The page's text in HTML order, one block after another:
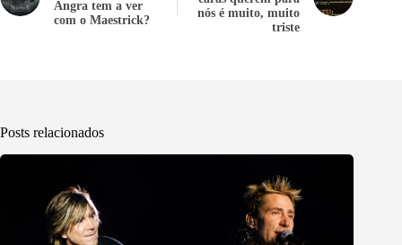
Angra tem a ver
com o Maestrick?
nós é muito, muito
triste
Posts relacionados